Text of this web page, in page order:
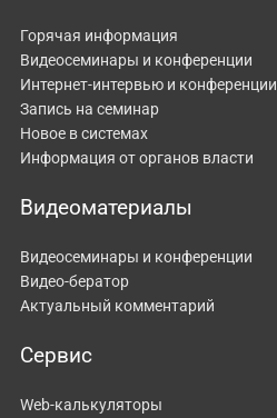
Горячая информация
Видеосеминары и конференции
Интернет-интервью и конференции
Запись на семинар
Новое в системах
Информация от органов власти
Видеоматериалы
Видеосеминары и конференции
Видео-бератор
Актуальный комментарий
Сервис
Web-калькуляторы